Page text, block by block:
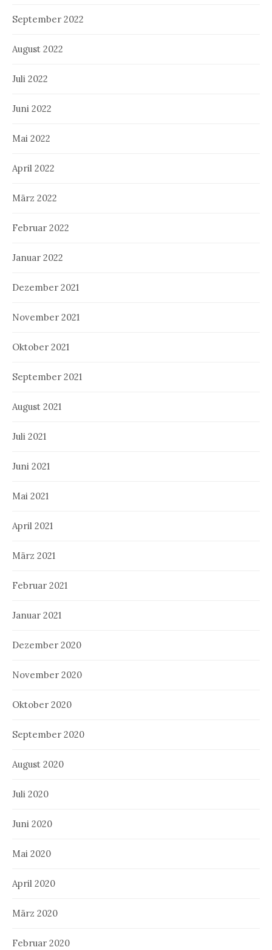
September 2022
August 2022
Juli 2022
Juni 2022
Mai 2022
April 2022
März 2022
Februar 2022
Januar 2022
Dezember 2021
November 2021
Oktober 2021
September 2021
August 2021
Juli 2021
Juni 2021
Mai 2021
April 2021
März 2021
Februar 2021
Januar 2021
Dezember 2020
November 2020
Oktober 2020
September 2020
August 2020
Juli 2020
Juni 2020
Mai 2020
April 2020
März 2020
Februar 2020